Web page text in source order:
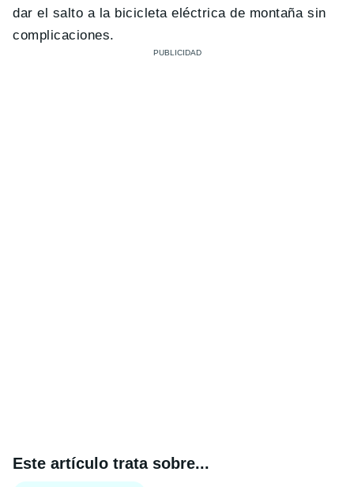
dar el salto a la bicicleta eléctrica de montaña sin
complicaciones.
Este artículo trata sobre...